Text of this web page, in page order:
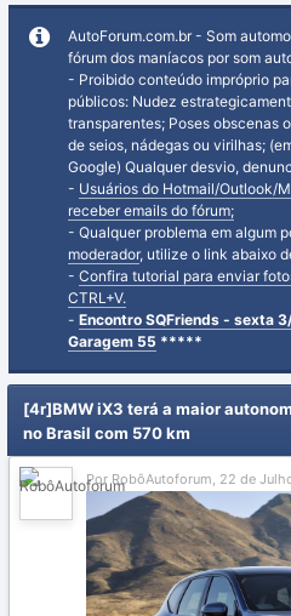
AutoForum.com.br - Som
fórum dos maníacos por som
- Proibido conteúdo impróprio
públicos: Nudez
transparentes; Poses obscenas
de seios, nádegas ou virilhas;
Google) Qualquer desvio,
- Usuários do Hotmail/Outlook/
receber emails do fórum;
- Qualquer problema em algum
moderador, utilize o link abaixo
- Confira tutorial para enviar
CTRL+V.
- Encontro SQFriends - sexta
Garagem 55 *****
[4r]BMW iX3 terá a maior
no Brasil com 570 km
Por RobôAutoforum, 22 de